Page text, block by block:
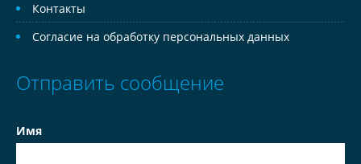
Контакты
Согласие на обработку персональных данных
Отправить сообщение
Имя